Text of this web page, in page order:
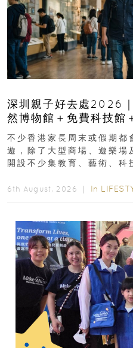
深圳親子好去處2026
然博物館＋免費科技館
齡、交通、門票、開放
不少香港家長周末或假期都
遊，除了大型商場、遊樂場
開設不少集教育、藝術、科
6th August, 2026 ｜ In